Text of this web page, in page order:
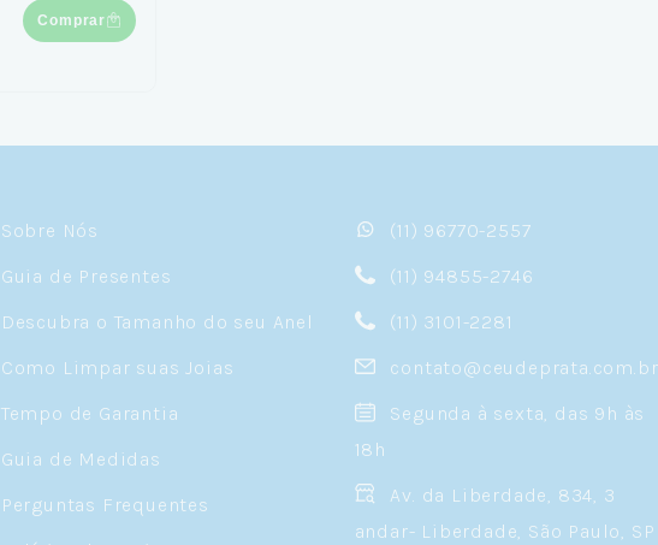
Comprar
Sobre Nós
Guia de Presentes
Descubra o Tamanho do seu Anel
Como Limpar suas Joias
Tempo de Garantia
Guia de Medidas
Perguntas Frequentes
(11) 96770-2557
(11) 94855-2746
(11) 3101-2281
contato@ceudeprata.com.br
Segunda à sexta, das 9h às
18h
Av. da Liberdade, 834, 3
andar- Liberdade, São Paulo, SP